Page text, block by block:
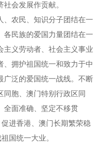
会发展作贡献。
农民、知识分子团结在一
各民族的爱国力量团结在一
主义劳动者、社会主义事业
、拥护祖国统一和致力于中
广泛的爱国统一战线。不断
同胞、澳门特别行政区同
全面准确、坚定不移贯
进香港、澳门长期繁荣稳
国统一大业。